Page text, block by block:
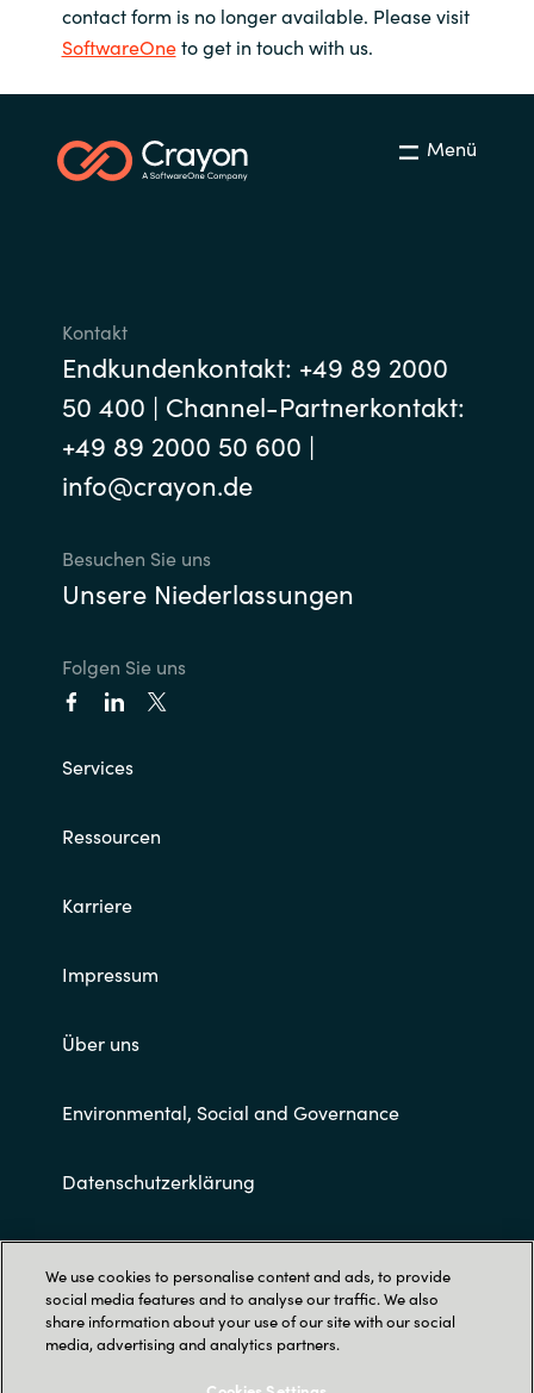
contact form is no longer available. Please visit
SoftwareOneto get in touch with us.
Menü
Kontakt
Endkundenkontakt: +49 89 2000
50 400 | Channel-Partnerkontakt:
+49 89 2000 50 600 |
info@crayon.de
Besuchen Sie uns
Unsere Niederlassungen
Folgen Sie uns
Services
Ressourcen
Karriere
Impressum
Über uns
Environmental, Social and Governance
Datenschutzerklärung
Allgemeine Geschäftsbedingungen
We use cookies to personalise content and ads, to provide
social media features and to analyse our traffic. We also
share information about your use of our site with our social
media, advertising and analytics partners.